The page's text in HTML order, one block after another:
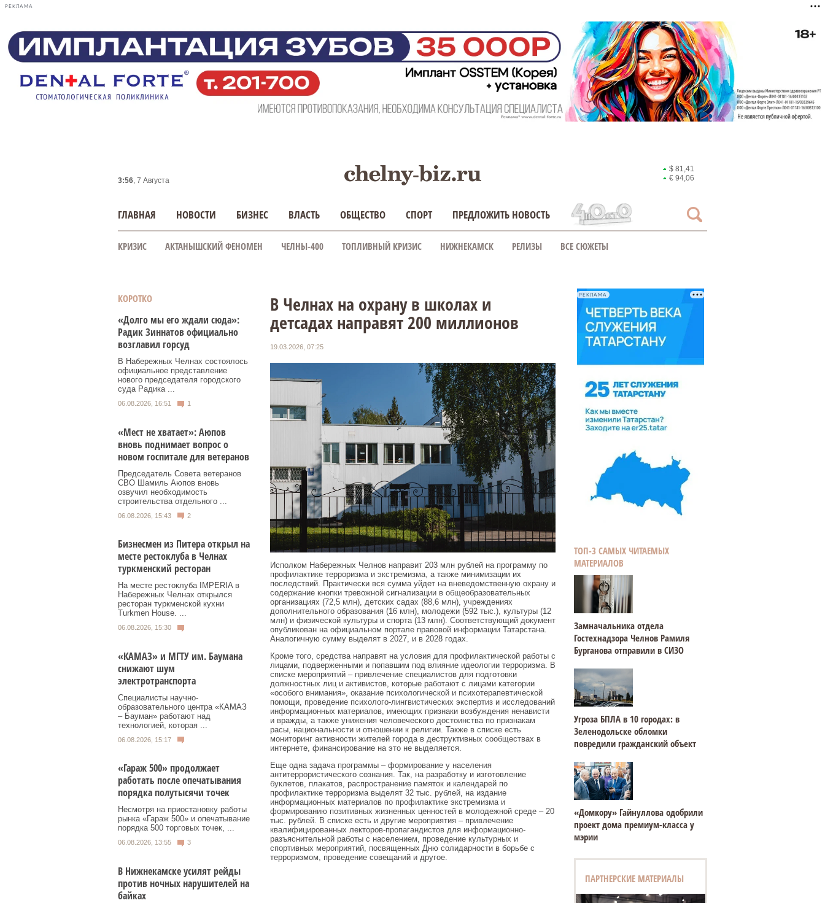
РЕКЛАМА
3:56, 7 Августа
$ 81,41
€ 94,06
ГЛАВНАЯ НОВОСТИ БИЗНЕС ВЛАСТЬ ОБЩЕСТВО СПОРТ ПРЕДЛОЖИТЬ НОВОСТЬ
КРИЗИС АКТАНЫШСКИЙ ФЕНОМЕН ЧЕЛНЫ-400 ТОПЛИВНЫЙ КРИЗИС НИЖНЕКАМСК РЕЛИЗЫ ВСЕ СЮЖЕТЫ
КОРОТКО
«Долго мы его ждали сюда»:
Радик Зиннатов официально
возглавил горсуд
В Набережных Челнах состоялось
официальное представление
нового председателя городского
суда Радика ...
06.08.2026, 16:51 1
«Мест не хватает»: Аюпов
вновь поднимает вопрос о
новом госпитале для ветеранов
Председатель Совета ветеранов
СВО Шамиль Аюпов вновь
озвучил необходимость
строительства отдельного ...
06.08.2026, 15:43 2
Бизнесмен из Питера открыл на
месте рестоклуба в Челнах
туркменский ресторан
На месте рестоклуба IMPERIA в
Набережных Челнах открылся
ресторан туркменской кухни
Turkmen House. ...
06.08.2026, 15:30
«КАМАЗ» и МГТУ им. Баумана
снижают шум
электротранспорта
Специалисты научно-
образовательного центра «КАМАЗ
– Бауман» работают над
технологией, которая ...
06.08.2026, 15:17
«Гараж 500» продолжает
работать после опечатывания
порядка полутысячи точек
Несмотря на приостановку работы
рынка «Гараж 500» и опечатывание
порядка 500 торговых точек, ...
06.08.2026, 13:55 3
В Нижнекамске усилят рейды
против ночных нарушителей на
байках
В Челнах на охрану в школах и
детсадах направят 200 миллионов
19.03.2026, 07:25
Исполком Набережных Челнов направит 203 млн рублей на программу по
профилактике терроризма и экстремизма, а также минимизации их
последствий. Практически вся сумма уйдет на вневедомственную охрану и
содержание кнопки тревожной сигнализации в общеобразовательных
организациях (72,5 млн), детских садах (88,6 млн), учреждениях
дополнительного образования (16 млн), молодежи (592 тыс.), культуры (12
млн) и физической культуры и спорта (13 млн). Соответствующий документ
опубликован на официальном портале правовой информации Татарстана.
Аналогичную сумму выделят в 2027, и в 2028 годах.
Кроме того, средства направят на условия для профилактической работы с
лицами, подверженными и попавшим под влияние идеологии терроризма. В
списке мероприятий – привлечение специалистов для подготовки
должностных лиц и активистов, которые работают с лицами категории
«особого внимания», оказание психологической и психотерапевтической
помощи, проведение психолого-лингвистических экспертиз и исследований
информационных материалов, имеющих признаки возбуждения ненависти
и вражды, а также унижения человеческого достоинства по признакам
расы, национальности и отношении к религии. Также в списке есть
мониторинг активности жителей города в деструктивных сообществах в
интернете, финансирование на это не выделяется.
Еще одна задача программы – формирование у населения
антитеррористического сознания. Так, на разработку и изготовление
буклетов, плакатов, распространение памяток и календарей по
профилактике терроризма выделят 32 тыс. рублей, на издание
информационных материалов по профилактике экстремизма и
формированию позитивных жизненных ценностей в молодежной среде – 20
тыс. рублей. В списке есть и другие мероприятия – привлечение
квалифицированных лекторов-пропагандистов для информационно-
разъяснительной работы с населением, проведение культурных и
спортивных мероприятий, посвященных Дню солидарности в борьбе с
терроризмом, проведение совещаний и другое.
РЕКЛАМА
ТОП-3 САМЫХ ЧИТАЕМЫХ
МАТЕРИАЛОВ
Замначальника отдела
Гостехнадзора Челнов Рамиля
Бурганова отправили в СИЗО
Угроза БПЛА в 10 городах: в
Зеленодольске обломки
повредили гражданский объект
«Домкору» Гайнуллова одобрили
проект дома премиум-класса у
мэрии
ПАРТНЕРСКИЕ МАТЕРИАЛЫ